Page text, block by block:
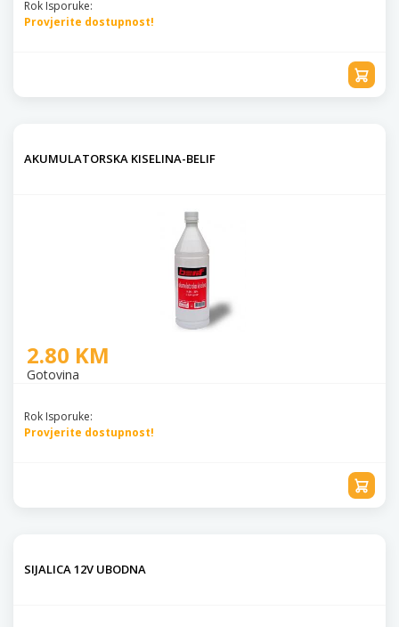
Rok Isporuke:
Provjerite dostupnost!
AKUMULATORSKA KISELINA-BELIF
2.80 KM
Gotovina
Rok Isporuke:
Provjerite dostupnost!
SIJALICA 12V UBODNA